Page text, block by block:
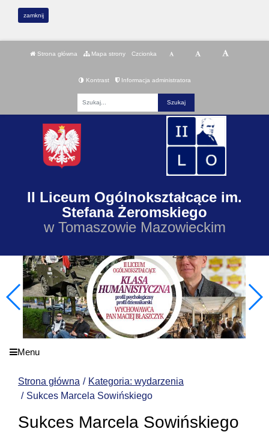
zamknij
Strona główna Mapa strony Czcionka
Kontrast Informacja administratora
II Liceum Ogólnokształcące im.
Stefana Żeromskiego
w Tomaszowie Mazowieckim
Menu
Strona główna
Kategoria: wydarzenia
Sukces Marcela Sowińskiego
Sukces Marcela Sowińskiego